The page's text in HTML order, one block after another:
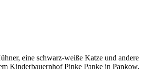
eine schwarz-weiße Katze und andere
Kinderbauernhof Pinke Panke in Pankow.